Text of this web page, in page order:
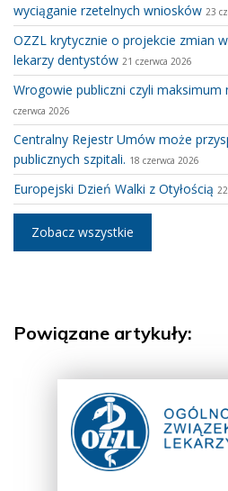
wyciąganie rzetelnych wniosków 23
OZZL krytycznie o projekcie zmian
lekarzy dentystów 21 czerwca 2026
Wrogowie publiczni czyli maksimum
czerwca 2026
Centralny Rejestr Umów może
publicznych szpitali. 18 czerwca 2026
Europejski Dzień Walki z Otyłością
Zobacz wszystkie
Powiązane artykuły: